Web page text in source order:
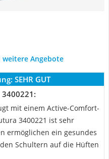
weitere Angebote
SEHR GUT
mit einem Active-Comfort-
3400221 ist sehr
ermöglichen ein gesundes
Schultern auf die Hüften